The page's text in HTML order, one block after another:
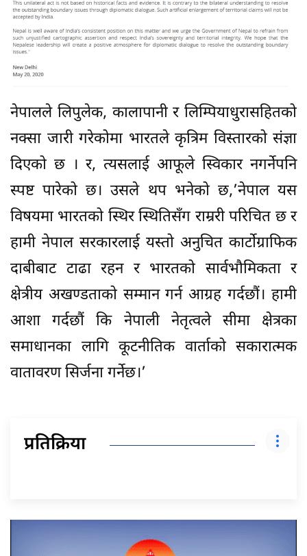
नेपालले लिपुलेक, कालापानी र लिम्पियाधुरासहितको
नक्सा जारी गरेकोमा भारतले कृत्रिम विस्तारको संज्ञा
दिएको छ । र, त्यसलाई आफूले स्विकार नगर्नेपनि
स्पष्ट पारेको छ। उसले थप भनेको छ,’नेपाल यस
विषयमा भारतको स्थिर स्थितिसँग राम्ररी परिचित छ र
हामी नेपाल सरकारलाई यस्तो अनुचित कार्टोग्राफिक
दाबीबाट टाढा रहन र भारतको सार्वभौमिकता र
क्षेत्रीय अखण्डताको सम्मान गर्न आग्रह गर्दछौं। हामी
आशा गर्दछौं कि नेपाली नेतृत्वले सीमा क्षेत्रका
समाधानका लागि कूटनीतिक वार्ताको सकारात्मक
वातावरण सिर्जना गर्नेछ।’
प्रतिक्रिया